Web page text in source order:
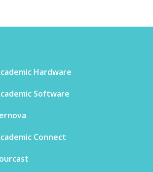
Hardware
Software
Connect